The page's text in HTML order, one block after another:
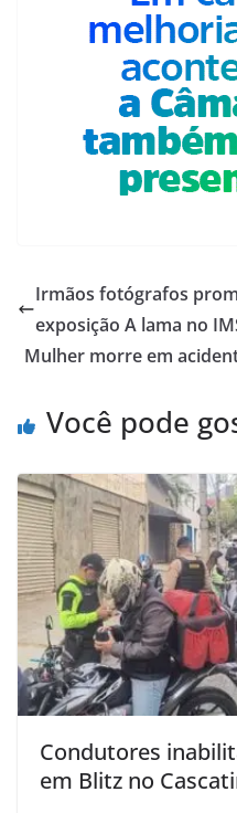
Irmãos fotógrafos
exposição A lama no
Mulher morre em
Você pode
Condutores
em Blitz no